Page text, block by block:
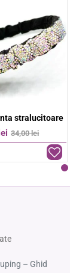
-36%
margelute fine
14,00 lei
– Ghid